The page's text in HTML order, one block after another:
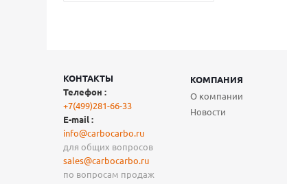
КОНТАКТЫ
Телефон :
+7(499)281-66-33
E-mail :
info@carbocarbo.ru
для общих вопросов
sales@carbocarbo.ru
по вопросам продаж
КОМПАНИЯ
О компании
Новости